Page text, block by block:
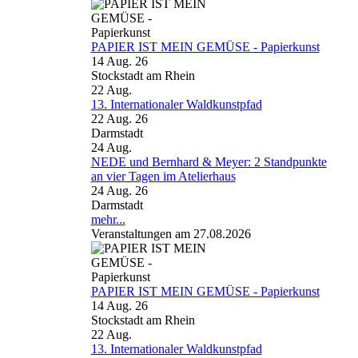
PAPIER IST MEIN GEMÜSE - Papierkunst
14 Aug. 26
Stockstadt am Rhein
22 Aug.
13. Internationaler Waldkunstpfad
22 Aug. 26
Darmstadt
24 Aug.
NEDE und Bernhard & Meyer: 2 Standpunkte
an vier Tagen im Atelierhaus
24 Aug. 26
Darmstadt
mehr...
Veranstaltungen am 27.08.2026
PAPIER IST MEIN GEMÜSE - Papierkunst
14 Aug. 26
Stockstadt am Rhein
22 Aug.
13. Internationaler Waldkunstpfad